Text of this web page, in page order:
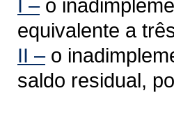
I –o
equivalente a
II –o
saldo residual,